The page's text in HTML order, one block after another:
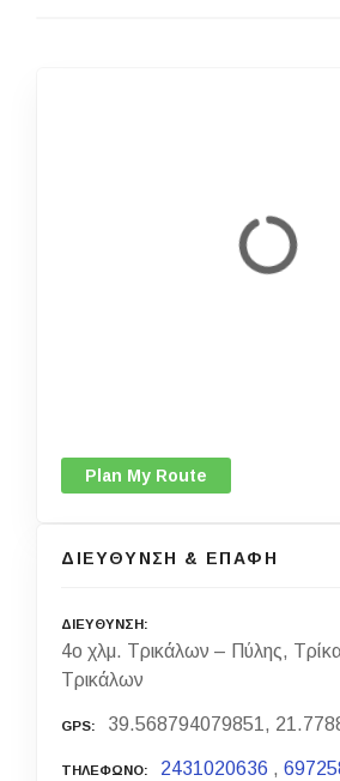
Plan My Route
ΔΙΕΥΘΥΝΣΗ & ΕΠΑΦΗ
ΔΙΕΥΘΥΝΣΗ
4ο χλμ. Τρικάλων – Πύλης,
Τρικάλων
GPS 39.568794079851,
ΤΗΛΕΦΩΝΟ 2431020636 ,